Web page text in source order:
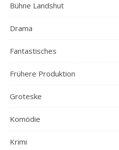
Bühne Landshut
Drama
Fantastisches
Frühere Produktion
Groteske
Komödie
Krimi